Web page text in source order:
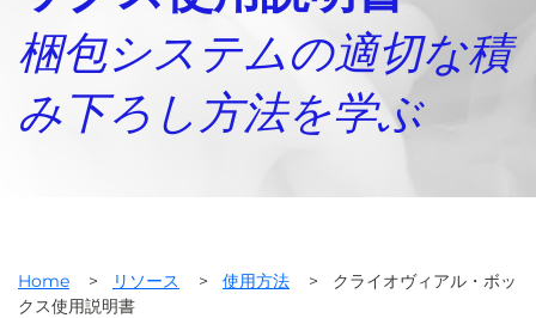
梱包システムの適切な積
み下ろし方法を学ぶ
Home > リソース > 使用方法 >
クライオヴィアル・ボッ
クス使用説明書